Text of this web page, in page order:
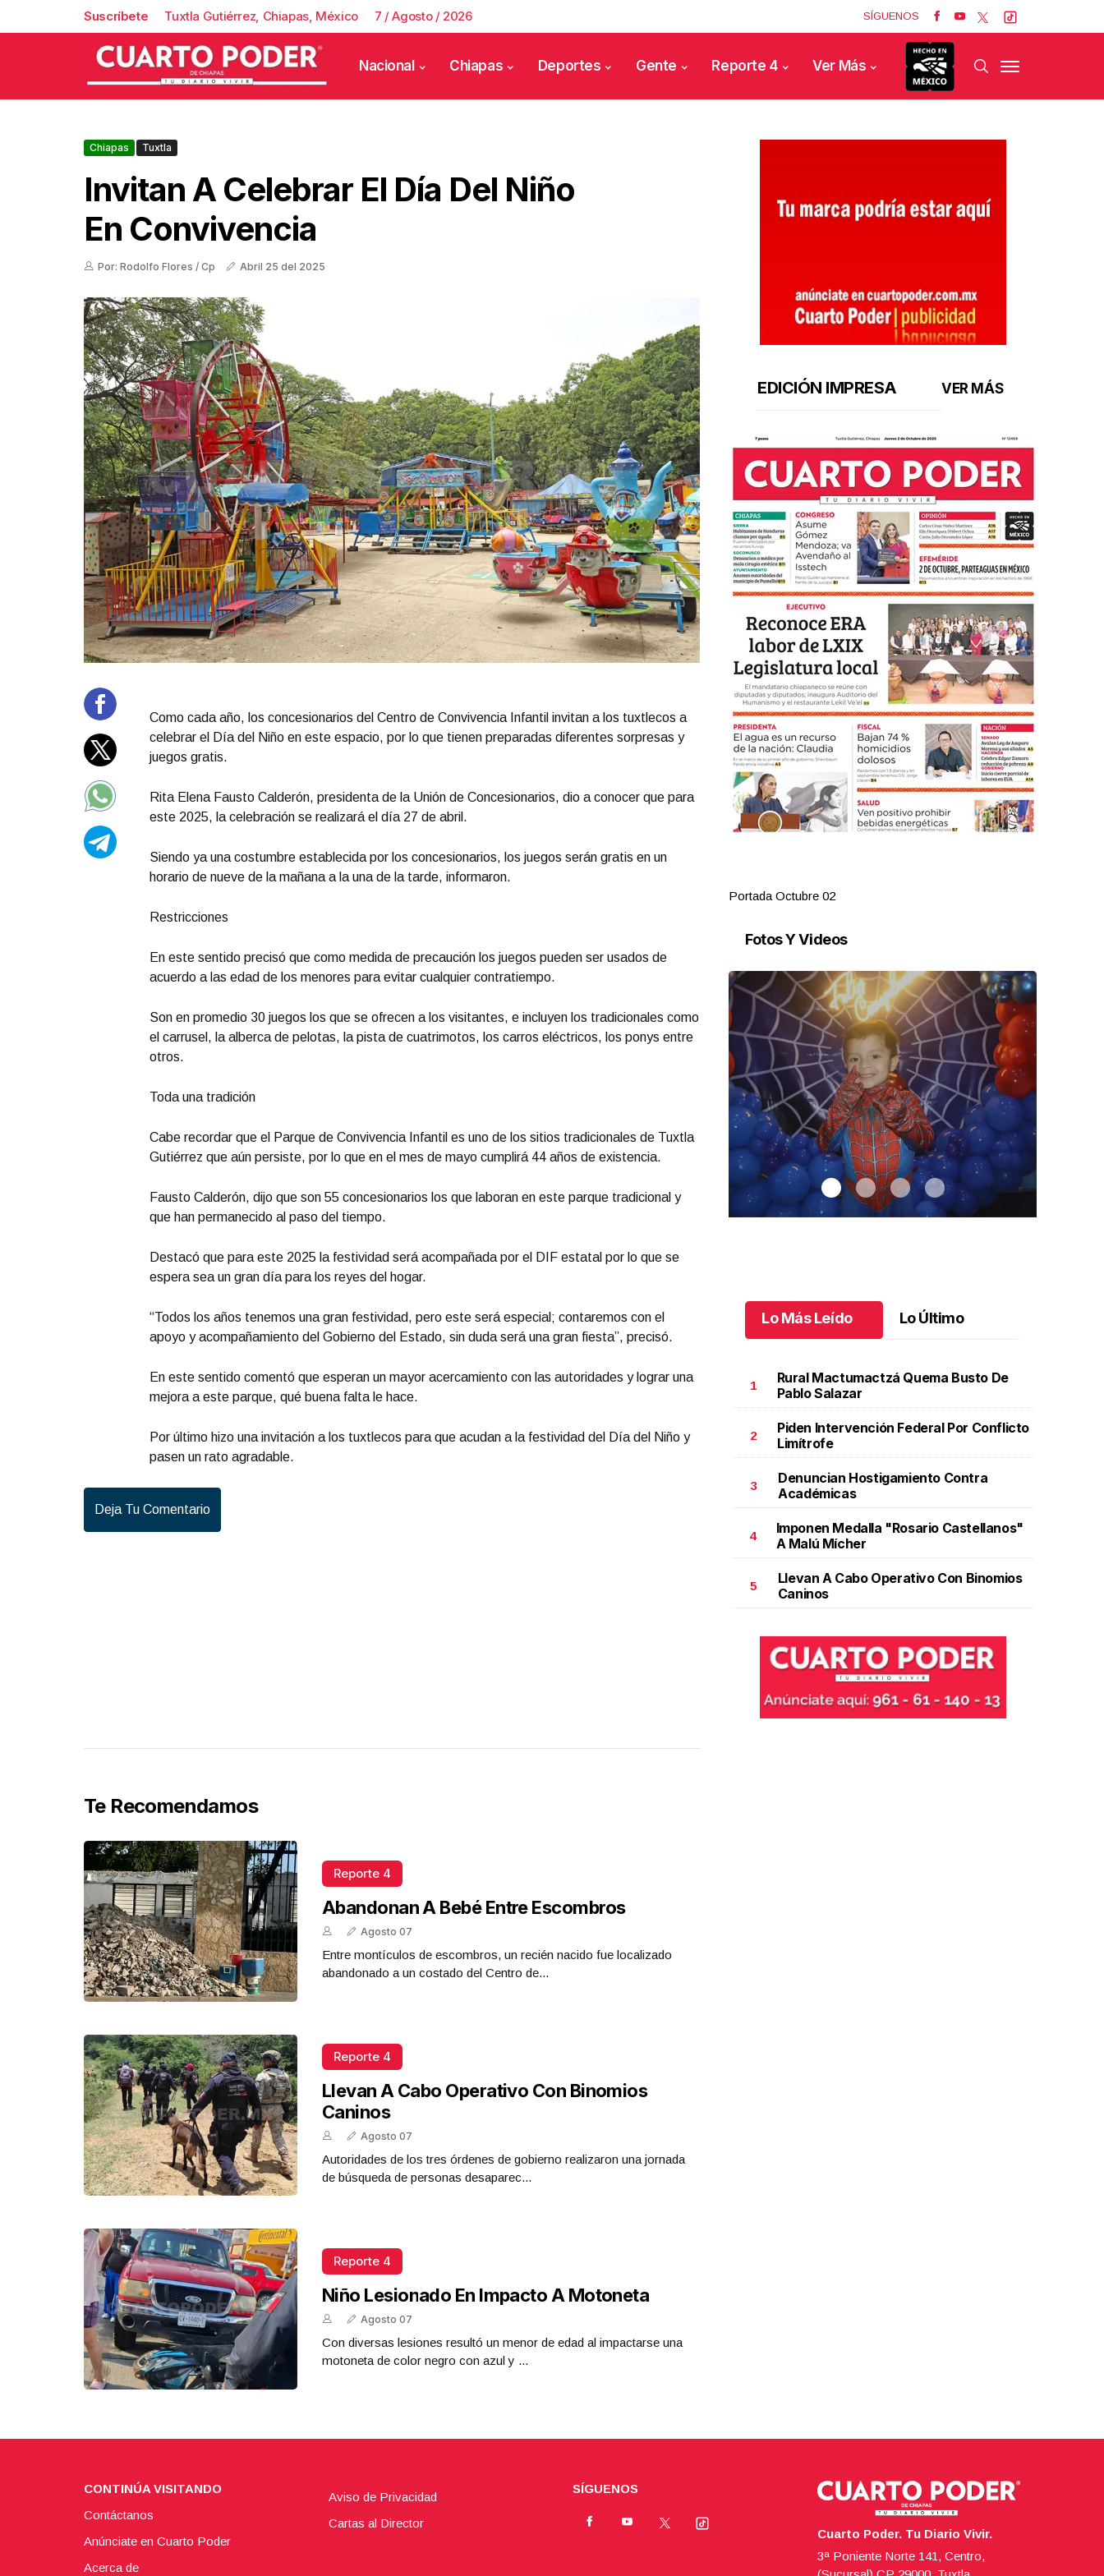
Suscríbete Tuxtla Gutiérrez, Chiapas, México 7 / Agosto / 2026 SÍGUENOS
Nacional Chiapas Deportes Gente Reporte 4 Ver Más
Chiapas Tuxtla
Invitan A Celebrar El Día Del Niño
En Convivencia
Por: Rodolfo Flores / Cp Abril 25 del 2025
Como cada año, los concesionarios del Centro de Convivencia Infantil invitan a los tuxtlecos a
celebrar el Día del Niño en este espacio, por lo que tienen preparadas diferentes sorpresas y
juegos gratis.
Rita Elena Fausto Calderón, presidenta de la Unión de Concesionarios, dio a conocer que para
este 2025, la celebración se realizará el día 27 de abril.
Siendo ya una costumbre establecida por los concesionarios, los juegos serán gratis en un
horario de nueve de la mañana a la una de la tarde, informaron.
Restricciones
En este sentido precisó que como medida de precaución los juegos pueden ser usados de
acuerdo a las edad de los menores para evitar cualquier contratiempo.
Son en promedio 30 juegos los que se ofrecen a los visitantes, e incluyen los tradicionales como
el carrusel, la alberca de pelotas, la pista de cuatrimotos, los carros eléctricos, los ponys entre
otros.
Toda una tradición
Cabe recordar que el Parque de Convivencia Infantil es uno de los sitios tradicionales de Tuxtla
Gutiérrez que aún persiste, por lo que en el mes de mayo cumplirá 44 años de existencia.
Fausto Calderón, dijo que son 55 concesionarios los que laboran en este parque tradicional y
que han permanecido al paso del tiempo.
Destacó que para este 2025 la festividad será acompañada por el DIF estatal por lo que se
espera sea un gran día para los reyes del hogar.
“Todos los años tenemos una gran festividad, pero este será especial; contaremos con el
apoyo y acompañamiento del Gobierno del Estado, sin duda será una gran fiesta”, precisó.
En este sentido comentó que esperan un mayor acercamiento con las autoridades y lograr una
mejora a este parque, qué buena falta le hace.
Por último hizo una invitación a los tuxtlecos para que acudan a la festividad del Día del Niño y
pasen un rato agradable.
Deja Tu Comentario
Te Recomendamos
Reporte 4
Abandonan A Bebé Entre Escombros
Agosto 07
Entre montículos de escombros, un recién nacido fue localizado
abandonado a un costado del Centro de...
Reporte 4
Llevan A Cabo Operativo Con Binomios
Caninos
Agosto 07
Autoridades de los tres órdenes de gobierno realizaron una jornada
de búsqueda de personas desaparec...
Reporte 4
Niño Lesionado En Impacto A Motoneta
Agosto 07
Con diversas lesiones resultó un menor de edad al impactarse una
motoneta de color negro con azul y ...
EDICIÓN IMPRESA VER MÁS
Portada Octubre 02
Fotos Y Videos
Entrevista con Ciro Castillo; en el estudio Carlos
Santiago cumplió 3 años.Santiago cumplió 3 años
Octubre 03 l
Lo Más Leído Lo Último
1
Rural Mactumactzá Quema Busto De
Pablo Salazar
2
Piden Intervención Federal Por Conflicto
Limítrofe
3
Denuncian Hostigamiento Contra
Académicas
4
Imponen Medalla "Rosario Castellanos"
A Malú Mícher
5
Llevan A Cabo Operativo Con Binomios
Caninos
CONTINÚA VISITANDO
Contáctanos
Anúnciate en Cuarto Poder
Acerca de
Aviso de Privacidad
Cartas al Director
SÍGUENOS
Cuarto Poder. Tu Diario Vivir.
3ª Poniente Norte 141, Centro,